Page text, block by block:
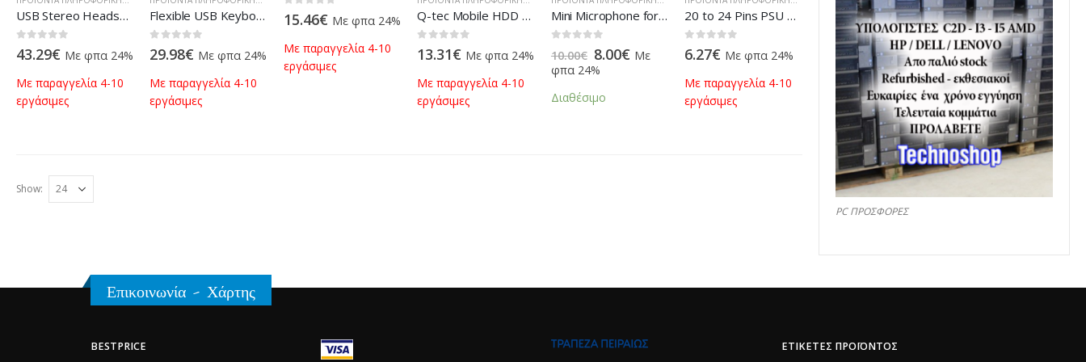
USB Stereo Headset Deluxe
43.29€ Με φπα 24%
Με παραγγελία 4-10
εργάσιμες
Flexible USB Keyboard Full Size Black
29.98€ Με φπα 24%
Με παραγγελία 4-10
εργάσιμες
0out of 5
15.46€ Με φπα 24%
Με παραγγελία 4-10
εργάσιμες
Q-tec Mobile HDD Rack 5.25”
13.31€ Με φπα 24%
Με παραγγελία 4-10
εργάσιμες
Mini Microphone for PC and Laptop
10.00€ 8.00€ Με
φπα 24%
Διαθέσιμο
20 to 24 Pins PSU Power Converter
6.27€ Με φπα 24%
Με παραγγελία 4-10
εργάσιμες
Show:
PC ΠΡΟΣΦΟΡΕΣ
Επικοινωνία - Χάρτης
BESTPRICE ΕΤΙΚΈΤΕΣ ΠΡΟΪΌΝΤΟΣ